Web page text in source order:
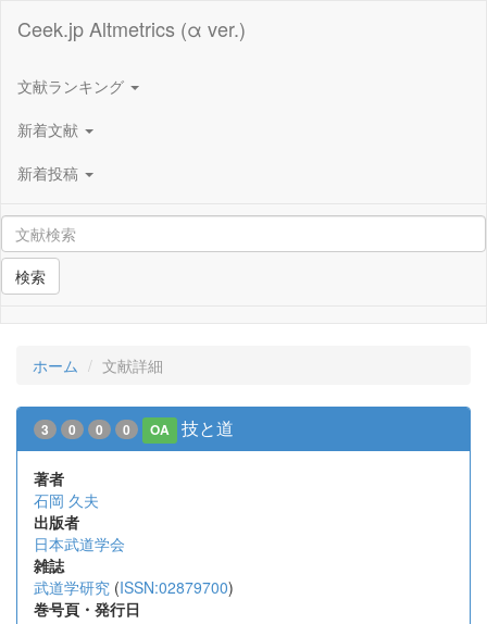
Ceek.jp Altmetrics (α ver.)
文献ランキング
新着文献
新着投稿
検索
ホーム 文献詳細
3 0 0 0 OA 技と道
著者
石岡 久夫
出版者
日本武道学会
雑誌
武道学研究 (ISSN:02879700)
巻号頁・発行日